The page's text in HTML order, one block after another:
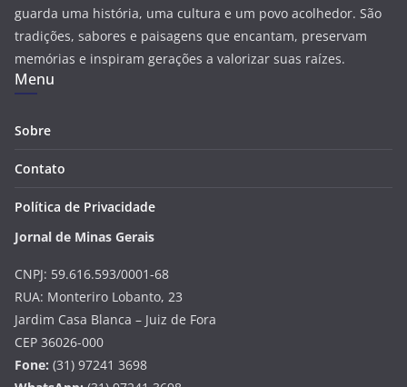
guarda uma história, uma cultura e um povo acolhedor. São
tradições, sabores e paisagens que encantam, preservam
memórias e inspiram gerações a valorizar suas raízes.
Menu
Sobre
Contato
Política de Privacidade
Jornal de Minas Gerais
CNPJ: 59.616.593/0001-68
RUA: Monteriro Lobanto, 23
Jardim Casa Blanca – Juiz de Fora
CEP 36026-000
Fone: (31) 97241 3698